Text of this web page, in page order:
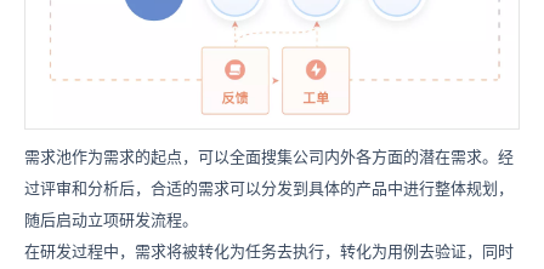
需求池作为需求的起点，可以全面搜集公司内外各方面的潜在需求。经
过评审和分析后，合适的需求可以分发到具体的产品中进行整体规划，
随后启动立项研发流程。
在研发过程中，需求将被转化为任务去执行，转化为用例去验证，同时